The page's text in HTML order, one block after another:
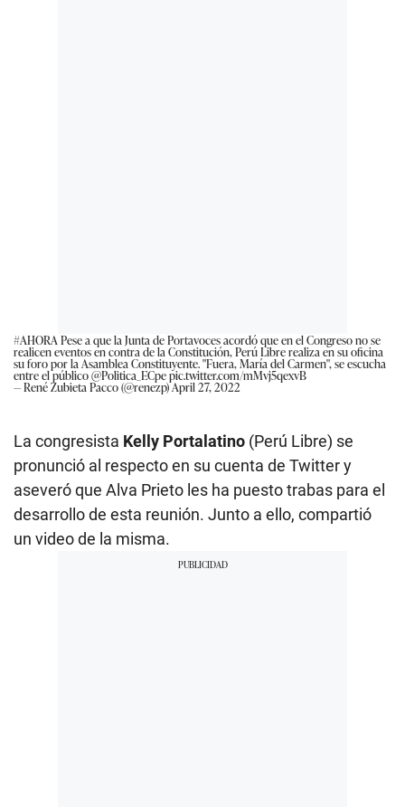
#AHORAPese a que la Junta de Portavoces acordó que en el Congreso no se
realicen eventos en contra de la Constitución, Perú Libre realiza en su oficina
su foro por la Asamblea Constituyente. "Fuera, María del Carmen", se escucha
entre el público@Politica_ECpepic.twitter.com/mMvj5qexvB
— René Zubieta Pacco (@renezp)April 27, 2022
La congresista Kelly Portalatino (Perú Libre) se
pronunció al respecto en su cuenta de Twitter y
aseveró que Alva Prieto les ha puesto trabas para el
desarrollo de esta reunión. Junto a ello, compartió
un video de la misma.